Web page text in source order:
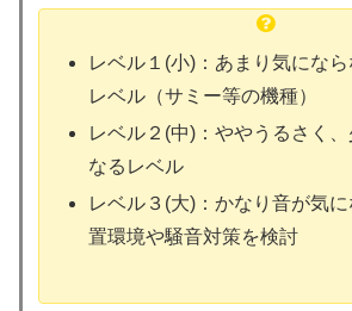
レベル１(小)：あまり気にな
レベル（サミー等の機種）
レベル２(中)：ややうるさく
なるレベル
レベル３(大)：かなり音が気
置環境や騒音対策を検討